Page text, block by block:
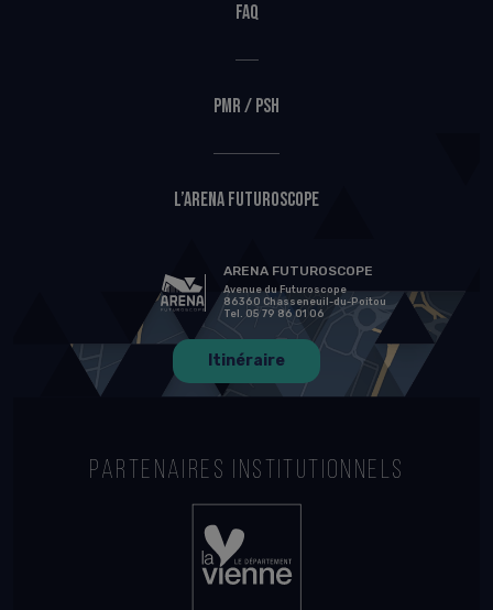
FAQ
PMR / PSH
L’Arena Futuroscope
ARENA FUTUROSCOPE
Avenue du Futuroscope
86360 Chasseneuil-du-Poitou
Tel. 05 79 86 01 06
Itinéraire
PARTENAIRES INSTITUTIONNELS